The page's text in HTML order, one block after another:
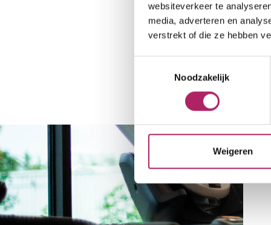
websiteverkeer te
media, adverteren en
verstrekt of die ze hebben
Noodzakelijk
Weigeren